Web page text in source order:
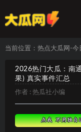
当前位置： 热点大瓜网-今
2026热门大瓜：南
果) 真实事件汇总
作者 : 热瓜社小编